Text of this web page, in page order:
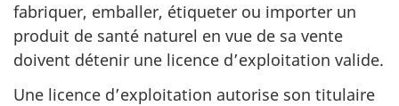
fabriquer, emballer, étiqueter ou importer un
produit de santé naturel en vue de sa vente
doivent détenir une licence d’exploitation valide.
Une licence d’exploitation autorise son titulaire